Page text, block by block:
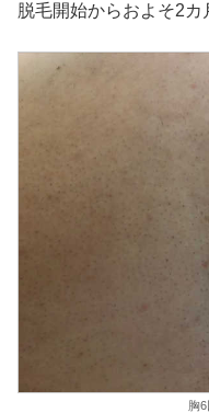
脱毛開始からおよそ2カ
胸